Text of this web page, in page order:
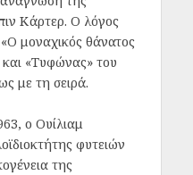
Κάρτερ. Ο λόγος
μοναχικός θάνατος
«Τυφώνας» του
με τη σειρά.
ο Ουίλιαμ
φυτειών
της